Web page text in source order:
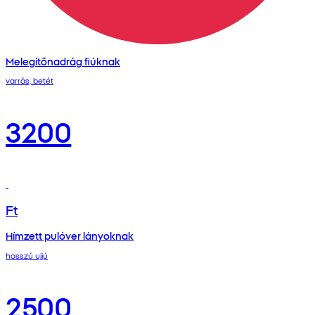
Melegítőnadrág fiúknak
varrás, betét
3200
Ft
Hímzett pulóver lányoknak
hosszú ujjú
2500